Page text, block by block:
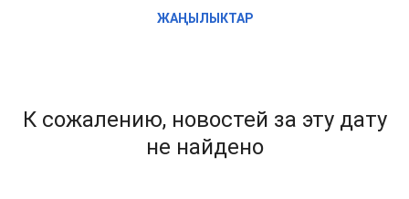
ЖАҢЫЛЫКТАР
К сожалению, новостей за эту дату
не найдено